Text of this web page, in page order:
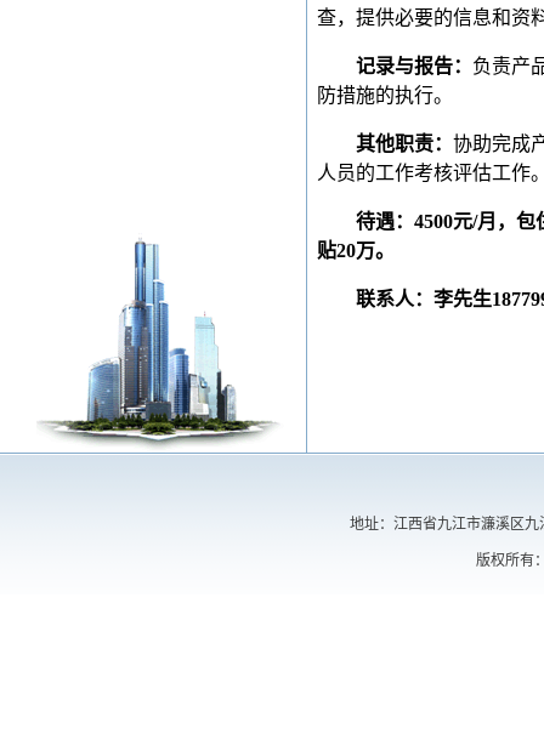
查，提供必要的信息和资
‌记录与报告‌： 负责产
防措施的执行。
‌其他职责‌： 协助完成
人员的工作考核评估工作
待遇：4500元/月，
贴20万。
联系人：李先生
地址：江西省九江市濂溪区九
版权所有